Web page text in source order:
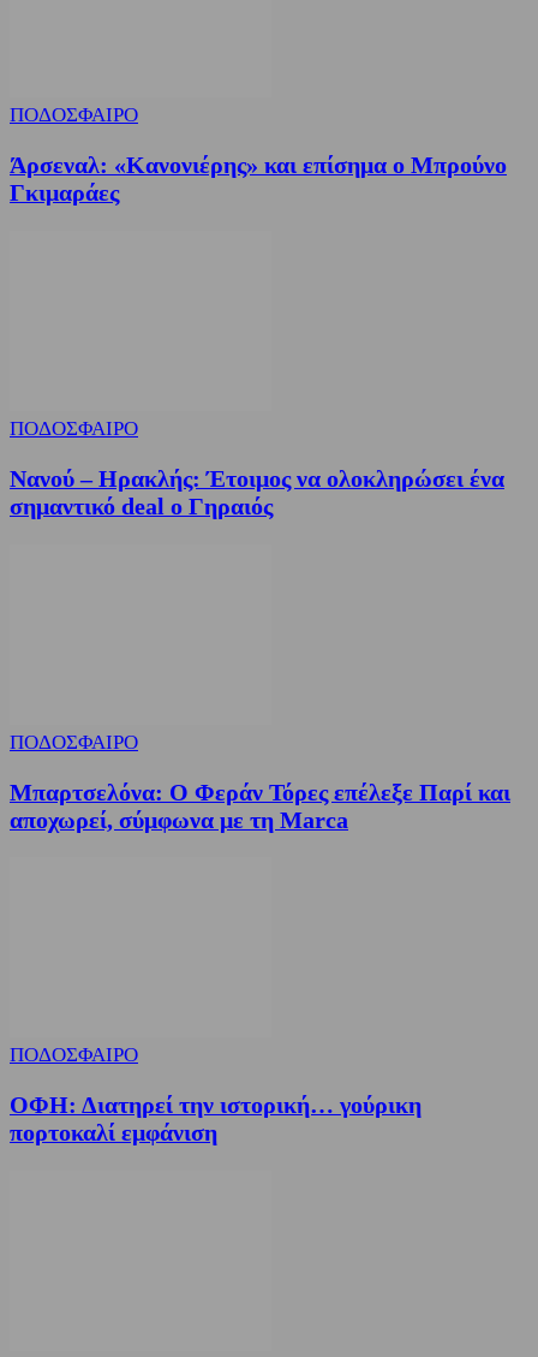
ΠΟΔΟΣΦΑΙΡΟ
Άρσεναλ: «Κανονιέρης» και επίσημα ο Μπρούνο
Γκιμαράες
ΠΟΔΟΣΦΑΙΡΟ
Νανού – Ηρακλής: Έτοιμος να ολοκληρώσει ένα
σημαντικό deal ο Γηραιός
ΠΟΔΟΣΦΑΙΡΟ
Μπαρτσελόνα: Ο Φεράν Τόρες επέλεξε Παρί και
αποχωρεί, σύμφωνα με τη Marca
ΠΟΔΟΣΦΑΙΡΟ
ΟΦΗ: Διατηρεί την ιστορική… γούρικη
πορτοκαλί εμφάνιση